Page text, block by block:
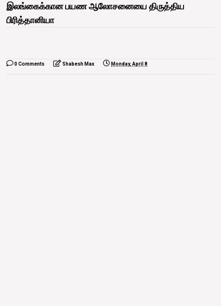
இலங்கைக்கான பயண ஆலோசனையை திருத்திய
பிரித்தானியா
0 Comments Shabesh Max Monday, April 8